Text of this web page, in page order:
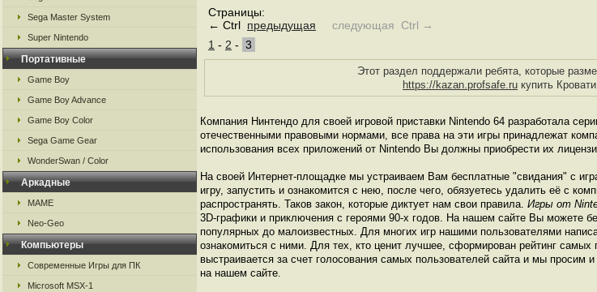
Sega Master System
Super Nintendo
Портативные
Game Boy
Game Boy Advance
Game Boy Color
Sega Game Gear
WonderSwan / Color
Аркадные
MAME
Neo-Geo
Компьютеры
Современные Игры для ПК
Microsoft MSX-1
Страницы:
← Ctrl предыдущая
следующая Ctrl →
1 - 2 - 3
Этот раздел поддержали ребята, которые
https://kazan.profsafe.ru купить
Компания Нинтендо для своей игровой приставки Nintendo 64 разработала
отечественными правовыми нормами, все права на эти игры принадлежат
использования всех приложений от Nintendo Вы должны приобрести их
На своей Интернет-площадке мы устраиваем Вам бесплатные "свидания" с
игру, запустить и ознакомится с нею, после чего, обязуетесь удалить её с
распространять. Таков закон, которые диктует нам свои правила. Игры от
3D-графики и приключения с героями 90-х годов. На нашем сайте Вы можете
популярных до малоизвестных. Для многих игр нашими пользователями
ознакомиться с ними. Для тех, кто ценит лучшее, сформирован рейтинг самых
выстраивается за счет голосования самых пользователей сайта и мы просим
на нашем сайте.